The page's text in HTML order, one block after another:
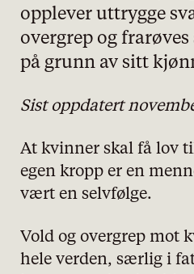
opplever uttrygge
overgrep og
på grunn av sitt
Sist oppdatert
At kvinner skal få lov
egen kropp er en
vært en selvfølge.
Vold og overgrep mot
hele verden, særlig i